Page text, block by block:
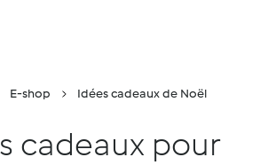
E-shop Idées cadeaux de Noël
cadeaux pour